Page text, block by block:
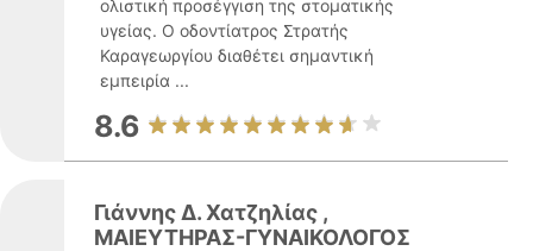
ολιστική προσέγγιση της στοματικής
υγείας. Ο οδοντίατρος Στρατής
Καραγεωργίου διαθέτει σημαντική
εμπειρία ...
8.6
Γιάννης Δ. Χατζηλίας ,
ΜΑΙΕΥΤΗΡΑΣ-ΓΥΝΑΙΚΟΛΟΓΟΣ